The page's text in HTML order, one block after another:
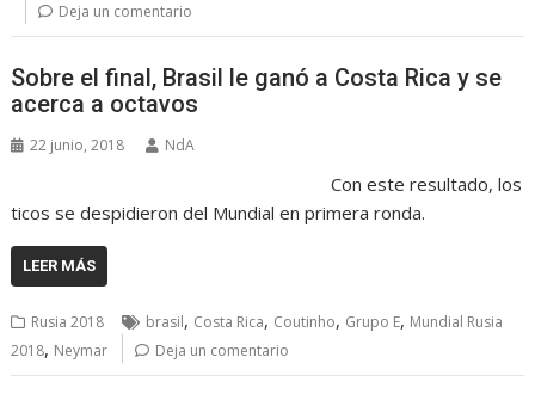
Deja un comentario
Sobre el final, Brasil le ganó a Costa Rica y se
acerca a octavos
22 junio, 2018 NdA
Con este resultado, los
ticos se despidieron del Mundial en primera ronda.
LEER MÁS
Rusia 2018 brasil, Costa Rica, Coutinho, Grupo E, Mundial Rusia
2018, Neymar Deja un comentario